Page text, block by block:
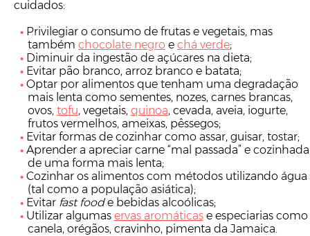
cuidados:
Privilegiar o consumo de frutas e vegetais, mas
também chocolate negro e chá verde;
Diminuir da ingestão de açúcares na dieta;
Evitar pão branco, arroz branco e batata;
Optar por alimentos que tenham uma degradação
mais lenta como sementes, nozes, carnes brancas,
ovos, tofu, vegetais, quinoa, cevada, aveia, iogurte,
frutos vermelhos, ameixas, pêssegos;
Evitar formas de cozinhar como assar, guisar, tostar;
Aprender a apreciar carne “mal passada” e cozinhada
de uma forma mais lenta;
Cozinhar os alimentos com métodos utilizando água
(tal como a população asiática);
Evitar fast foode bebidas alcoólicas;
Utilizar algumas ervas aromáticase especiarias como
canela, orégãos, cravinho, pimenta da Jamaica.